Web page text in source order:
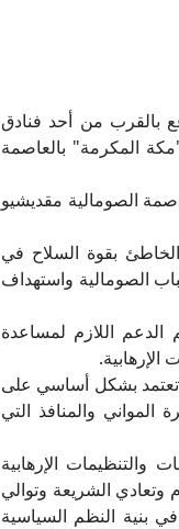
بالقرب من أحد فنادق
المكرمة" بالعاصمة
الصومالية مقديشيو
بقوة السلاح في
الصومالية واستهداف
اللازم لمساعدة
تعتمد بشكل أساسي على
المواني والمنافذ التي
الإرهابية
وتعادي الشريعة وتوالي
بنية النظم السياسية